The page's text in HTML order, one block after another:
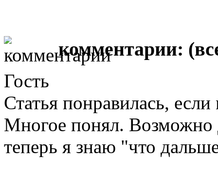
комментарии:
Гость
Статья понравилась,
Многое понял. Возможно
теперь я знаю "что